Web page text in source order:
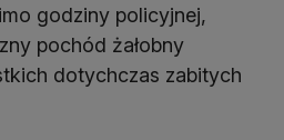
godziny policyjnej,
pochód żałobny
dotychczas zabitych